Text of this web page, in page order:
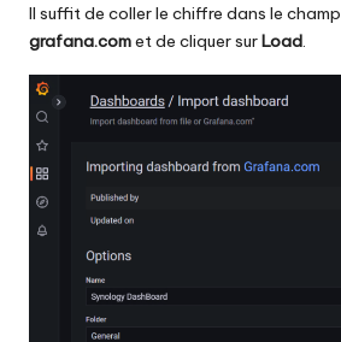
Il suffit de coller le chiffre dans le champ
grafana.comet de cliquer surLoad.